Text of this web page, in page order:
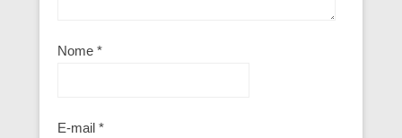
Nome *
E-mail *